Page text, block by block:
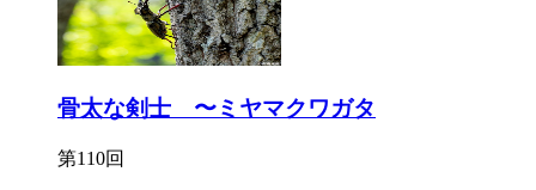
骨太な剣士 〜ミヤマクワガタ
第110回